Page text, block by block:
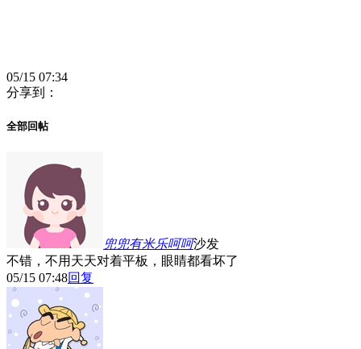
05/15 07:34
分享到：
全部回帖
兜兜有米乐呵呵沙发
不错，不用天天对着平板，眼睛都看坏了
05/15 07:48回复